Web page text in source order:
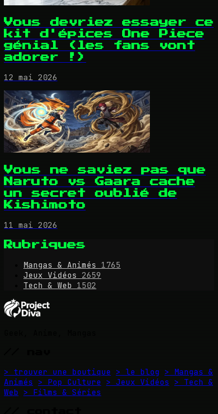
Vous devriez essayer ce
kit d'épices One Piece
génial (les fans vont
adorer !)
12 mai 2026
Vous ne saviez pas que
Naruto vs Gaara cache
un secret oublié de
Kishimoto
11 mai 2026
Rubriques
Mangas & Animés
1765
Jeux Vidéos
2659
Tech & Web 1502
> trouver une boutique > le blog > Mangas &
Animés
> Pop Culture > Jeux Vidéos
> Tech &
Web > Films & Séries